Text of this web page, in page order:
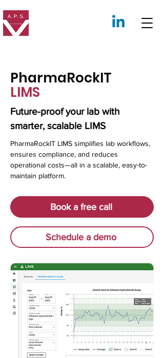
PharmaRockIT
LIMS
Future-proof your lab with
smarter, scalable LIMS
PharmaRockIT LIMS simplifies lab workflows,
ensures compliance, and reduces
operational costs—all in a scalable, easy-to-
maintain platform.
Book a free call
Schedule a demo